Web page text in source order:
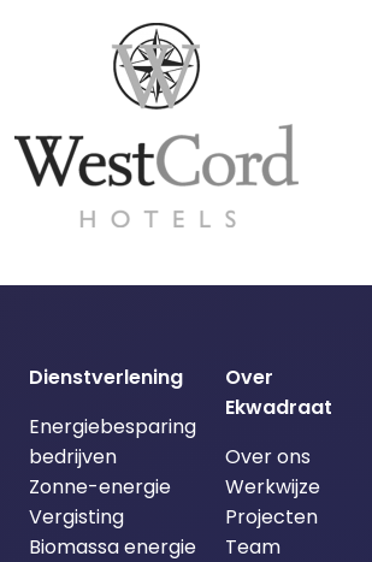
Dienstverlening
Energiebesparing
bedrijven
Zonne-energie
Vergisting
Biomassa energie
Over
Ekwadraat
Over ons
Werkwijze
Projecten
Team